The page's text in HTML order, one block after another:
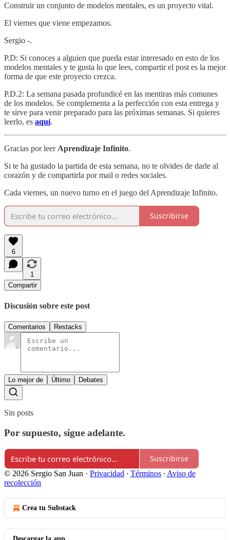
Construir un conjunto de modelos mentales, es un proyecto vital.
El viernes que viene empezamos.
Sergio -.
P.D: Si conoces a alguien que pueda estar interesado en esto de los
modelos mentales y te gusta lo que lees, compartir el post es la mejor
forma de que este proyecto crezca.
P.D.2: La semana pasada profundicé en las mentiras más comunes
de los modelos. Se complementa a la perfección con esta entrega y
te sirve para venir preparado para las próximas semanas. Si quieres
leerlo, es aquí.
Gracias por leer Aprendizaje Infinito.
Si te ha gustado la partida de esta semana, no te olvides de darle al
corazón y de compartirla por mail o redes sociales.
Cada viernes, un nuevo turno en el juego del Aprendizaje Infinito.
Suscribirse
6
1
Compartir
Discusión sobre este post
Comentarios Restacks
Lo mejor de Último Debates
Sin posts
Por supuesto, sigue adelante.
Suscribirse
© 2026 Sergio San Juan · Privacidad ∙ Términos ∙ Aviso de
recolección
Crea tu Substack